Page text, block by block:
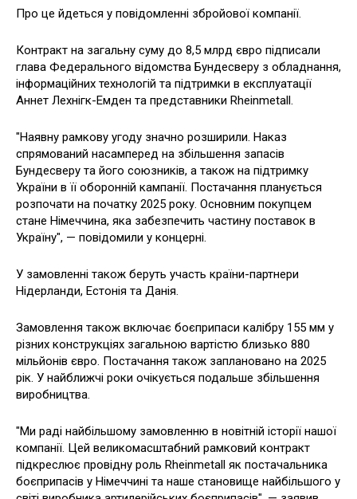
Про це йдеться у повідомленні збройової компанії.
Контракт на загальну суму до 8,5 млрд євро підписали
глава Федерального відомства Бундесверу з обладнання,
інформаційних технологій та підтримки в експлуатації
Аннет Лехнігк-Емден та представники Rheinmetall.
"Наявну рамкову угоду значно розширили. Наказ
спрямований насамперед на збільшення запасів
Бундесверу та його союзників, а також на підтримку
України в її оборонній кампанії. Постачання планується
розпочати на початку 2025 року. Основним покупцем
стане Німеччина, яка забезпечить частину поставок в
Україну", — повідомили у концерні.
У замовленні також беруть участь країни-партнери
Нідерланди, Естонія та Данія.
Замовлення також включає боєприпаси калібру 155 мм у
різних конструкціях загальною вартістю близько 880
мільйонів євро. Постачання також заплановано на 2025
рік. У найближчі роки очікується подальше збільшення
виробництва.
"Ми раді найбільшому замовленню в новітній історії нашої
компанії. Цей великомасштабний рамковий контракт
підкреслює провідну роль Rheinmetall як постачальника
боєприпасів у Німеччині та наше становище найбільшого у